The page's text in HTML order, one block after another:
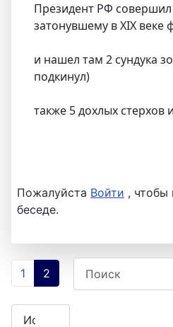
Президент РФ
затонувшему в XIX веке
и нашел там 2 сундука
подкинул)
также 5 дохлых стерхов
Пожалуйста Войти , чтобы
беседе.
1 2